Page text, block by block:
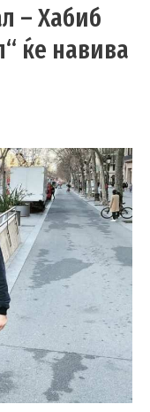
– Хабиб
ќе навива